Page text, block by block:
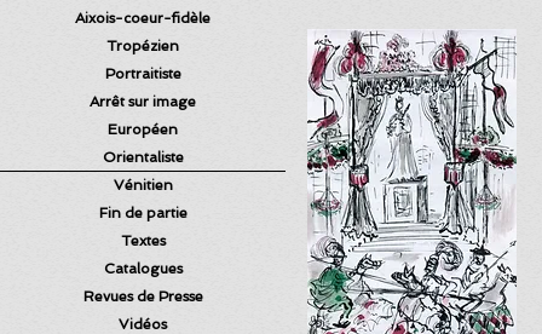
Aixois-coeur-fidèle
Tropézien
Portraitiste
Arrêt sur image
Européen
Orientaliste
Vénitien
Fin de partie
Textes
Catalogues
Revues de Presse
Vidéos